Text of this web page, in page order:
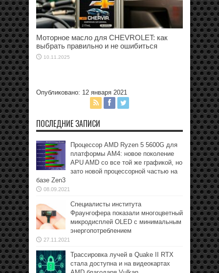
Моторное масло для CHEVROLET: как
выбрать правильно и не ошибиться
10.11.2025
Опубликовано: 12 января 2021
ПОСЛЕДНИЕ ЗАПИСИ
Процессор AMD Ryzen 5 5600G для
платформы АМ4: новое поколение
APU AMD со все той же графикой, но
зато новой процессорной частью на
базе Zen3
08.09.2021
Специалисты института
Фраунгофера показали многоцветный
микродисплей OLED с минимальным
энергопотреблением
27.11.2021
Трассировка лучей в Quake II RTX
стала доступна и на видеокартах